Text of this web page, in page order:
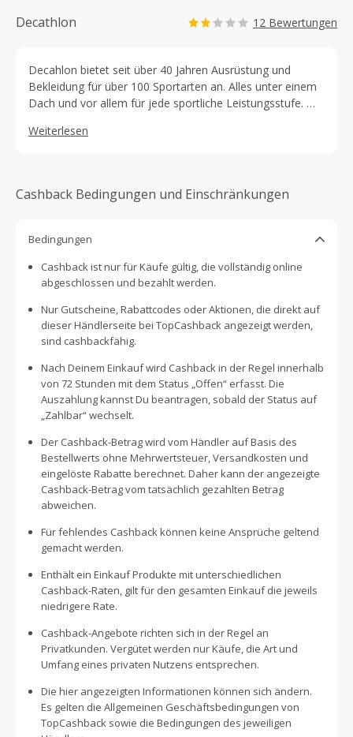
Decathlon 12 Bewertungen
Decahlon bietet seit über 40 Jahren Ausrüstung und
Bekleidung für über 100 Sportarten an. Alles unter einem
Dach und vor allem für jede sportliche Leistungsstufe. Mit
mehr als 40.000 Sportartikel um jedem den Zugang zum
Weiterlesen
Cashback Bedingungen und Einschränkungen
Bedingungen
Cashback ist nur für Käufe gültig, die vollständig online
abgeschlossen und bezahlt werden.
Nur Gutscheine, Rabattcodes oder Aktionen, die direkt auf
dieser Händlerseite bei TopCashback angezeigt werden,
sind cashbackfähig.
Nach Deinem Einkauf wird Cashback in der Regel innerhalb
von 72 Stunden mit dem Status „Offen“ erfasst. Die
Auszahlung kannst Du beantragen, sobald der Status auf
„Zahlbar“ wechselt.
Der Cashback-Betrag wird vom Händler auf Basis des
Bestellwerts ohne Mehrwertsteuer, Versandkosten und
eingelöste Rabatte berechnet. Daher kann der angezeigte
Cashback-Betrag vom tatsächlich gezahlten Betrag
abweichen.
Für fehlendes Cashback können keine Ansprüche geltend
gemacht werden.
Enthält ein Einkauf Produkte mit unterschiedlichen
Cashback-Raten, gilt für den gesamten Einkauf die jeweils
niedrigere Rate.
Cashback-Angebote richten sich in der Regel an
Privatkunden. Vergütet werden nur Käufe, die Art und
Umfang eines privaten Nutzens entsprechen.
Die hier angezeigten Informationen können sich ändern.
Es gelten die Allgemeinen Geschäftsbedingungen von
TopCashback sowie die Bedingungen des jeweiligen